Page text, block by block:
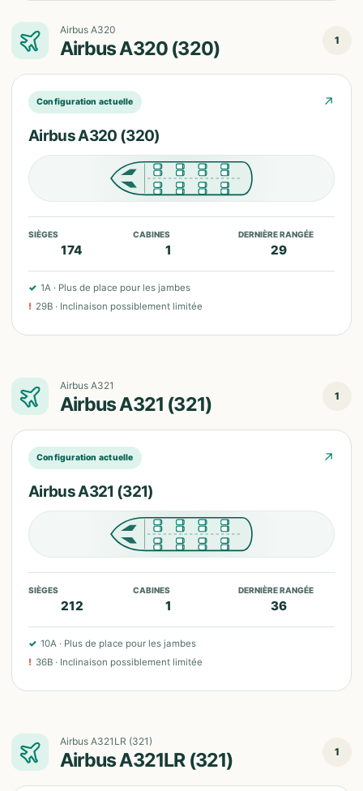
Airbus A320
Airbus A320 (320) 1
Configuration actuelle ↗
Airbus A320 (320)
SIÈGES
174
CABINES
1
DERNIÈRE RANGÉE
29
✓ 1A · Plus de place pour les jambes
! 29B · Inclinaison possiblement limitée
Airbus A321
Airbus A321 (321) 1
Configuration actuelle ↗
Airbus A321 (321)
SIÈGES
212
CABINES
1
DERNIÈRE RANGÉE
36
✓ 10A · Plus de place pour les jambes
! 36B · Inclinaison possiblement limitée
Airbus A321LR (321)
Airbus A321LR (321) 1